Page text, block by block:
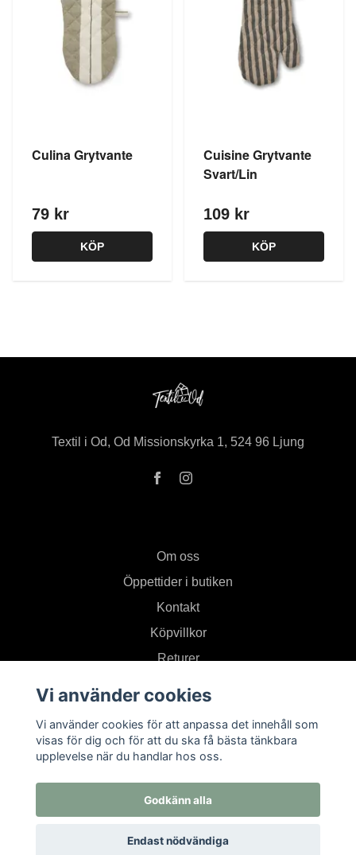
Culina Grytvante
79 kr
KÖP
Cuisine Grytvante
Svart/Lin
109 kr
KÖP
Textil i Od, Od Missionskyrka 1, 524 96 Ljung
Om oss
Öppettider i butiken
Kontakt
Köpvillkor
Returer
Prenumerera på vårt nyhetsbrev
© 2026 Textil i Od
Vi använder cookies
Vi använder cookies för att anpassa det innehåll som
visas för dig och för att du ska få bästa tänkbara
upplevelse när du handlar hos oss.
Godkänn alla
Endast nödvändiga